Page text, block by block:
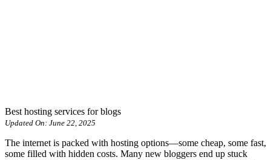
Best hosting services for blogs
Updated On: June 22, 2025
The internet is packed with hosting options—some cheap, some fast,
some filled with hidden costs. Many new bloggers end up stuck